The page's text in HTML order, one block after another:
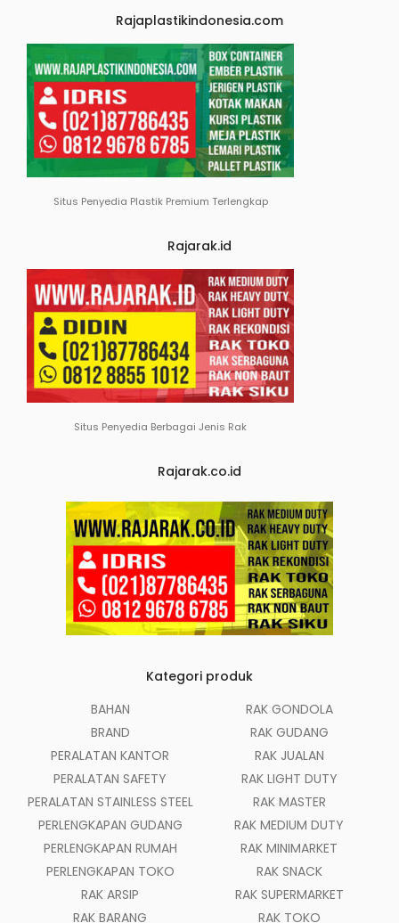
Rajaplastikindonesia.com
Situs Penyedia Plastik Premium Terlengkap
Rajarak.id
Situs Penyedia Berbagai Jenis Rak
Rajarak.co.id
Kategori produk
BAHAN
BRAND
PERALATAN KANTOR
PERALATAN SAFETY
PERALATAN STAINLESS STEEL
PERLENGKAPAN GUDANG
PERLENGKAPAN RUMAH
PERLENGKAPAN TOKO
RAK ARSIP
RAK BARANG
RAK GONDOLA
RAK GUDANG
RAK JUALAN
RAK LIGHT DUTY
RAK MASTER
RAK MEDIUM DUTY
RAK MINIMARKET
RAK SNACK
RAK SUPERMARKET
RAK TOKO